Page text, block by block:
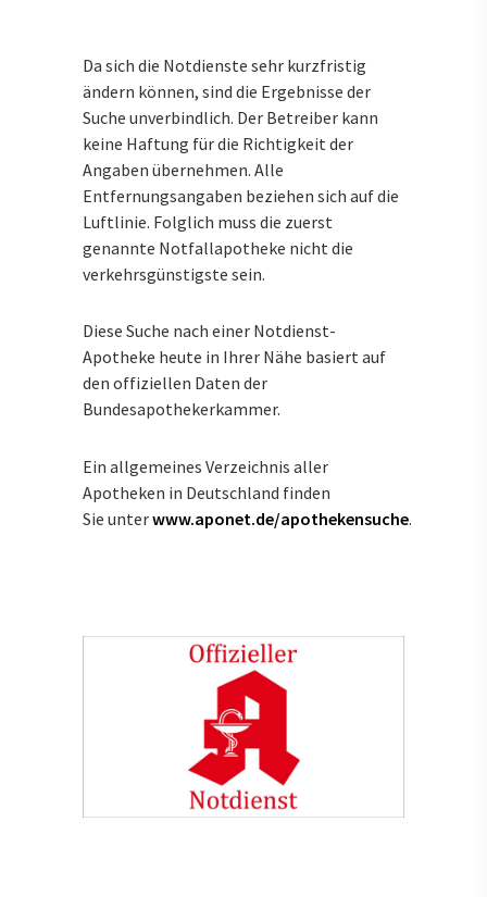
Da sich die Notdienste sehr kurzfristig
ändern können, sind die Ergebnisse der
Suche unverbindlich. Der Betreiber kann
keine Haftung für die Richtigkeit der
Angaben übernehmen. Alle
Entfernungsangaben beziehen sich auf die
Luftlinie. Folglich muss die zuerst
genannte Notfallapotheke nicht die
verkehrsgünstigste sein.
Diese Suche nach einer Notdienst-
Apotheke heute in Ihrer Nähe basiert auf
den offiziellen Daten der
Bundesapothekerkammer.
Ein allgemeines Verzeichnis aller
Apotheken in Deutschland finden
Sie unterwww.aponet.de/apothekensuche.